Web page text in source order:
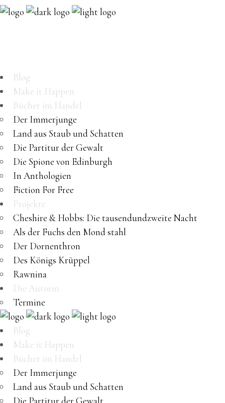
Blog
Make it Happen
Bücher im Handel
Der Immerjunge
Land aus Staub und Schatten
Die Partitur der Gewalt
Die Spione von Edinburgh
In Anthologien
Fiction For Free
Projekte
Cheshire & Hobbs: Die tausendundzweite Nacht
Als der Fuchs den Mond stahl
Der Dornenthron
Des Königs Krüppel
Rawnina
Die Autorin
Termine
Blog
Make it Happen
Bücher im Handel
Der Immerjunge
Land aus Staub und Schatten